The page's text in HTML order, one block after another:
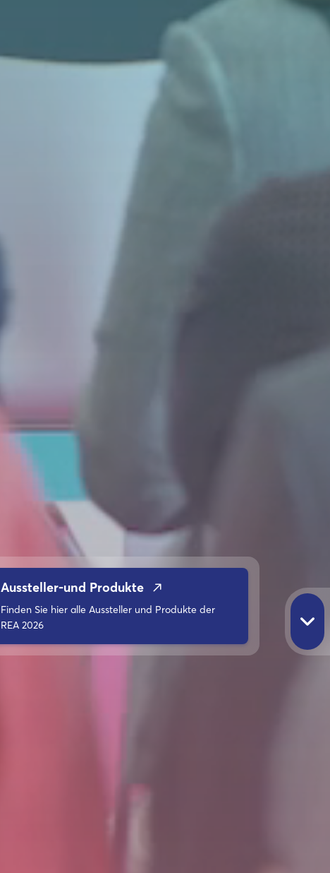
Aussteller-und Produkte
Finden Sie hier alle Aussteller und Produkte der
REA 2026